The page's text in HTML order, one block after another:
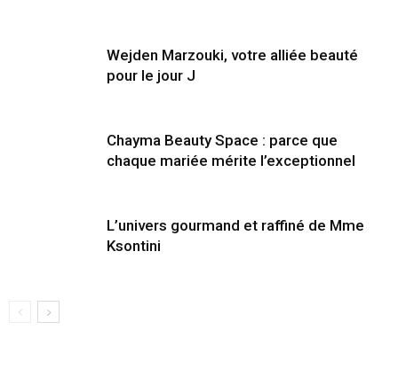
Wejden Marzouki, votre alliée beauté
pour le jour J
Chayma Beauty Space : parce que
chaque mariée mérite l’exceptionnel
L’univers gourmand et raffiné de Mme
Ksontini